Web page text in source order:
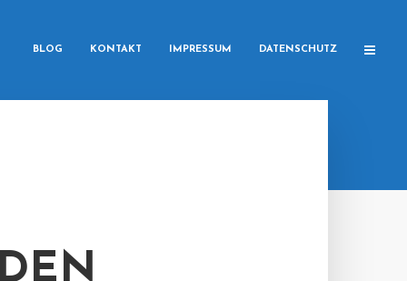
BLOG KONTAKT IMPRESSUM DATENSCHUTZ